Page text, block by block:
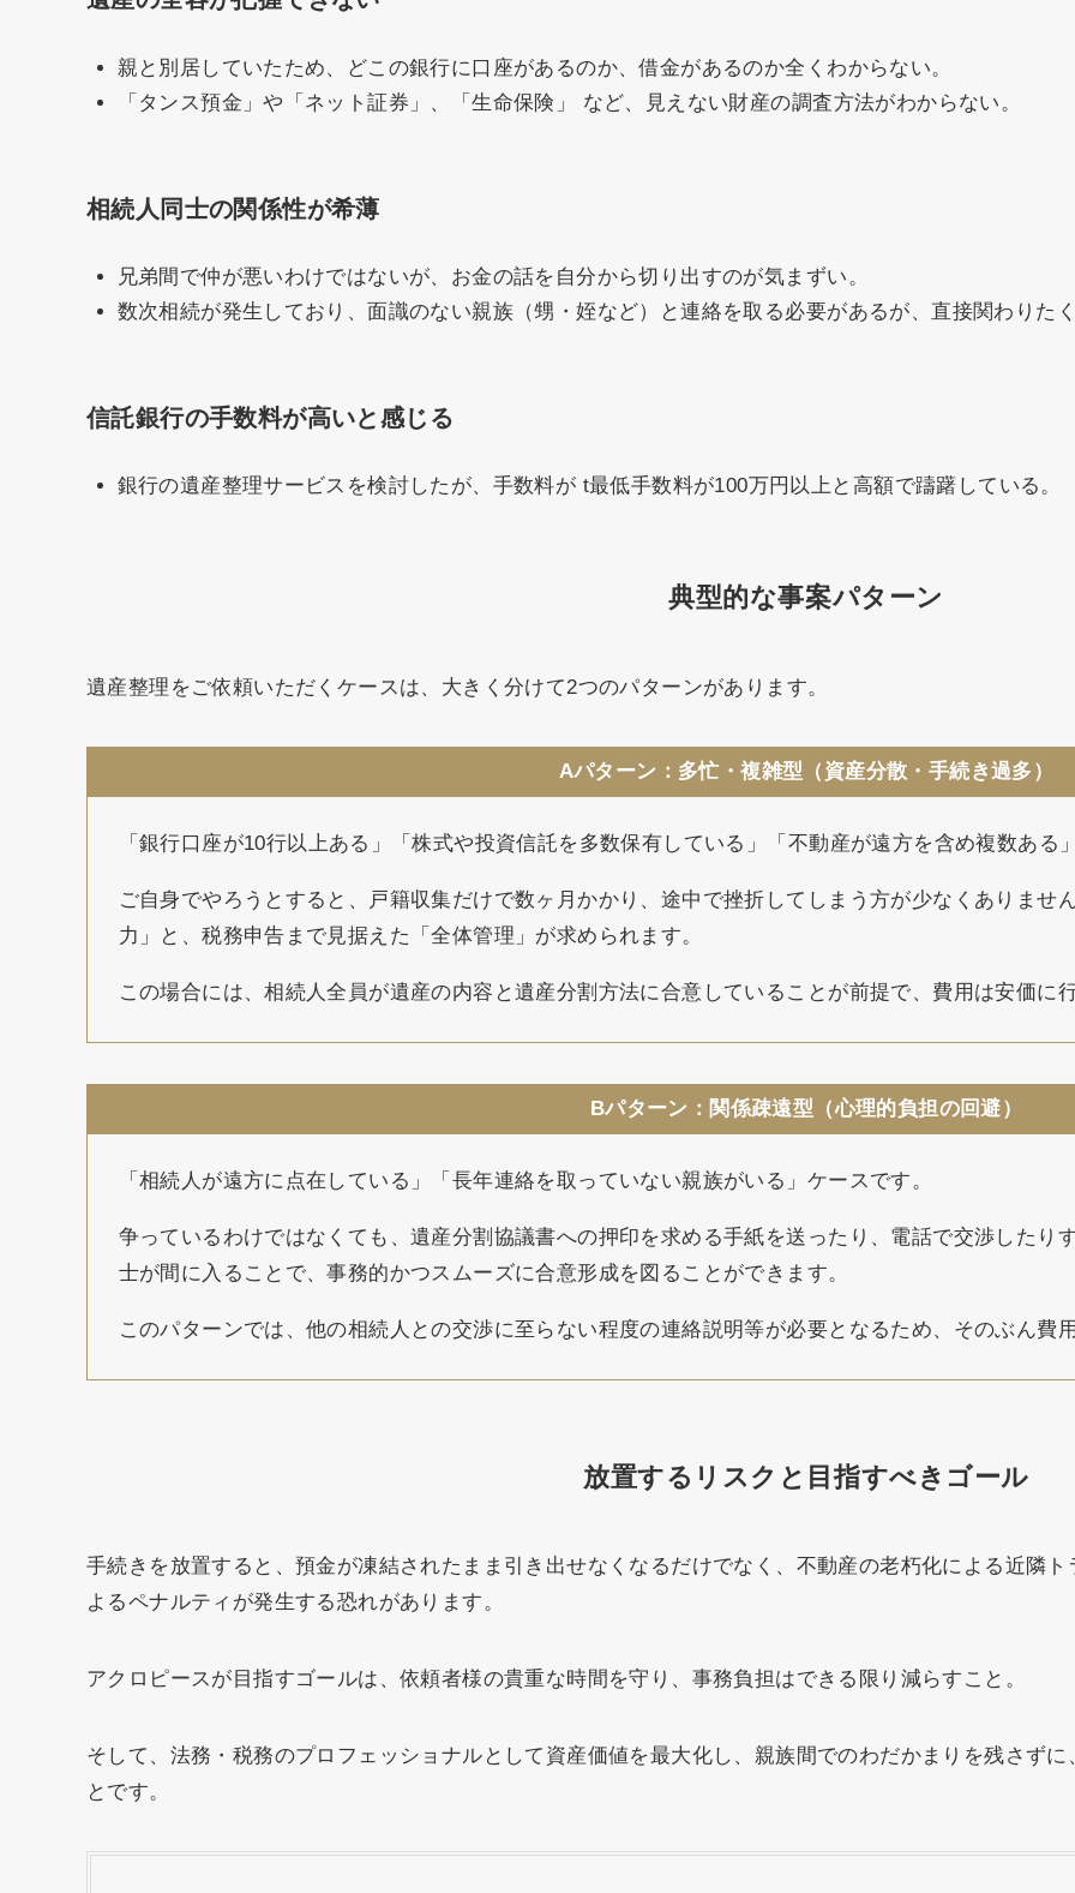
親と別居していたため、どこの銀行に口座があるのか、借金があるのか全くわからない。
「タンス預金」や「ネット証券」、「生命保険」 など、見えない財産の調査方法がわからない。
相続人同士の関係性が希薄
兄弟間で仲が悪いわけではないが、お金の話を自分から切り出すのが気まずい。
数次相続が発生しており、面識のない親族（甥・姪など）と連絡を取る必要があるが、直接関わりた
信託銀行の手数料が高いと感じる
銀行の遺産整理サービスを検討したが、手数料が t最低手数料が100万円以上と高額で躊躇している。
典型的な事案パターン
遺産整理をご依頼いただくケースは、大きく分けて2つのパターンがあります。
Aパターン：多忙・複雑型（資産分散・手続き過多）
「銀行口座が10行以上ある」「株式や投資信託を多数保有している」「不動産が遠方を含め複数ある
ご自身でやろうとすると、戸籍収集だけで数ヶ月かかり、途中で挫折してしまう方が少なくありませ
力」と、税務申告まで見据えた「全体管理」が求められます。
この場合には、相続人全員が遺産の内容と遺産分割方法に合意していることが前提で、費用は安価に
Bパターン：関係疎遠型（心理的負担の回避）
「相続人が遠方に点在している」「長年連絡を取っていない親族がいる」ケースです。
争っているわけではなくても、遺産分割協議書への押印を求める手紙を送ったり、電話で交渉したり
士が間に入ることで、事務的かつスムーズに合意形成を図ることができます。
このパターンでは、他の相続人との交渉に至らない程度の連絡説明等が必要となるため、そのぶん費
放置するリスクと目指すべきゴール
手続きを放置すると、預金が凍結されたまま引き出せなくなるだけでなく、不動産の老朽化による近隣
よるペナルティが発生する恐れがあります。
アクロピースが目指すゴールは、依頼者様の貴重な時間を守り、事務負担はできる限り減らすこと。
そして、法務・税務のプロフェッショナルとして資産価値を最大化し、親族間でのわだかまりを残さず
とです。